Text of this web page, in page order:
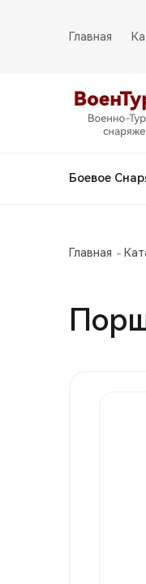
Главная
Боевое
Главная